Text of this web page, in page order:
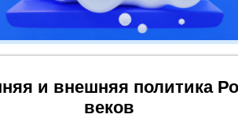
и внешняя политика
веков